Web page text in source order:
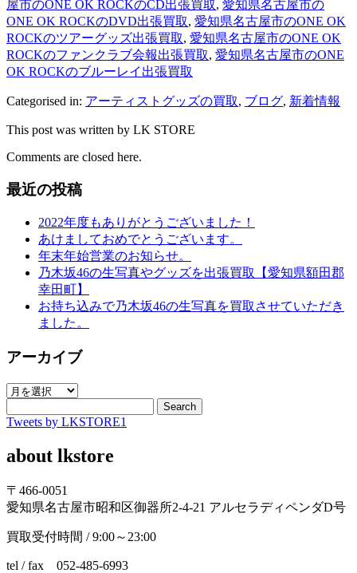
屋市のONE OK ROCKのCD出張買取, 愛知県名古屋市の
ONE OK ROCKのDVD出張買取, 愛知県名古屋市のONE OK
ROCKのツアーグッズ出張買取, 愛知県名古屋市のONE OK
ROCKのファンクラブ会報出張買取, 愛知県名古屋市のONE
OK ROCKのブルーレイ出張買取
Categorised in: アーティストグッズの買取, ブログ, 新着情報
This post was written by LK STORE
Comments are closed here.
最近の投稿
2022年度もありがとうございました！
あけましておめでとうございます。
年末年始営業のお知らせ。
乃木坂46の生写真やグッズを出張買取【愛知県額田郡
幸田町】
お持ち込みで乃木坂46の生写真を買取させていただき
ました。
アーカイブ
ア
カ
ブ
Search
Tweets by LKSTORE1
about lkstore
〒466-0051
愛知県名古屋市昭和区御器所2-4-21 アルセラディペンダD号
買取受付時間 / 9:00～23:00
tel / fax 052-485-6993